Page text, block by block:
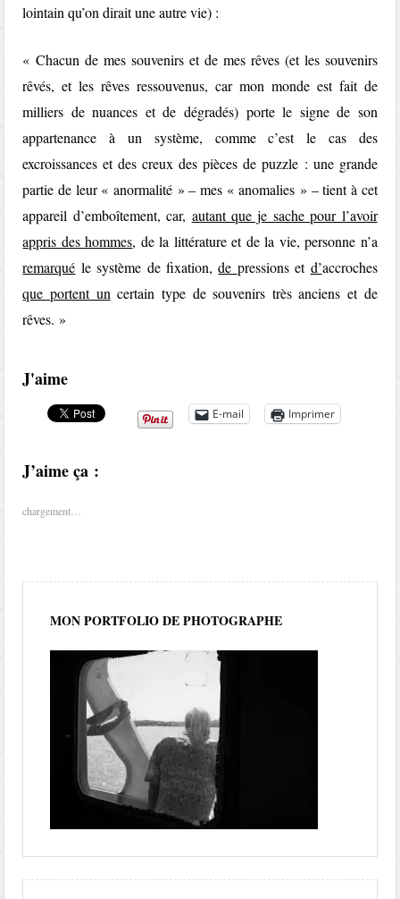
lointain qu’on dirait une autre vie) :
« Chacun de mes souvenirs et de mes rêves (et les souvenirs
rêvés, et les rêves ressouvenus, car mon monde est fait de
milliers de nuances et de dégradés) porte le signe de son
appartenance à un système, comme c’est le cas des
excroissances et des creux des pièces de puzzle : une grande
partie de leur « anormalité » – mes « anomalies » – tient à cet
appareil d’emboîtement, car, autant que je sache pour l’avoir
appris des hommes, de la littérature et de la vie, personne n’a
remarqué le système de fixation,de pressions et d’accroches
que portent un certain type de souvenirs très anciens et de
rêves. »
J'aime
E-mail Imprimer
J’aime ça :
chargement…
MON PORTFOLIO DE PHOTOGRAPHE